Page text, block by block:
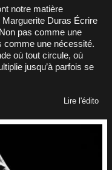
notre matière
Duras Écrire
pas comme une
comme une nécessité.
où tout circule, où
jusqu’à parfois se
Lire l'édito